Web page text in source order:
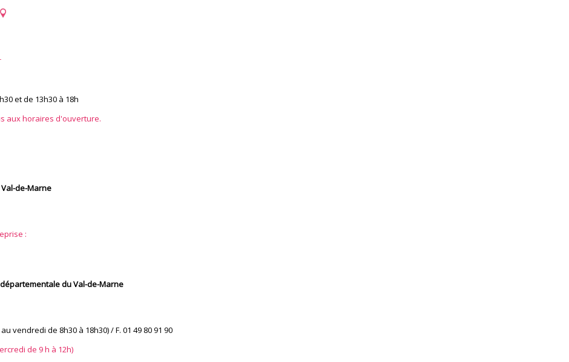
et de 13h30 à 18h
aux horaires d'ouverture.
de-Marne
:
du Val-de-Marne
vendredi de 8h30 à 18h30) / F. 01 49 80 91 90
de 9 h à 12h)